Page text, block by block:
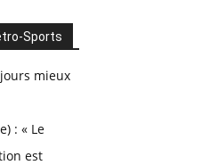
Sports
mieux
: « Le
est